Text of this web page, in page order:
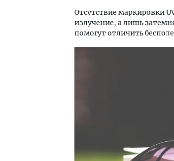
Отсутствие маркировки
излучение, а лишь
помогут отличить